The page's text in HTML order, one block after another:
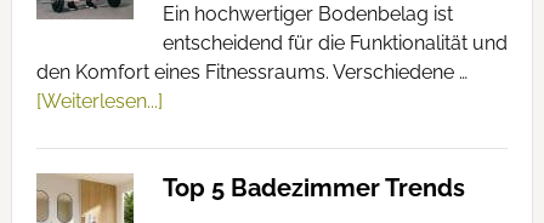
Ein hochwertiger Bodenbelag ist
entscheidend für die Funktionalität und
den Komfort eines Fitnessraums. Verschiedene …
[Weiterlesen...]
Top 5 Badezimmer Trends